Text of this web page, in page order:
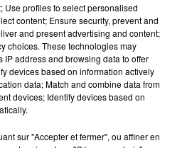
Use profiles to select personalised
content; Ensure security, prevent and
and present advertising and content;
choices. These technologies may
address and browsing data to offer
devices based on information actively
data; Match and combine data from
devices; Identify devices based on
sur "Accepter et fermer", ou affiner en